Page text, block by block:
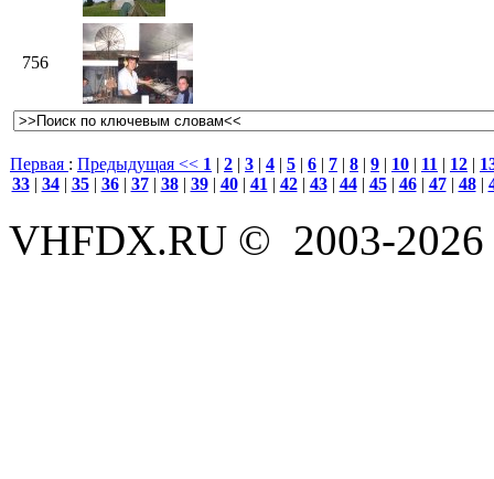
756
Первая : Предыдущая << 1 | 2 | 3 | 4 | 5 | 6 | 7 | 8 | 9 | 10 | 11 | 12 |
33| 34| 35| 36| 37| 38| 39| 40| 41| 42| 43| 44| 45| 46| 47| 48|
VHFDX.RU © 2003-2026